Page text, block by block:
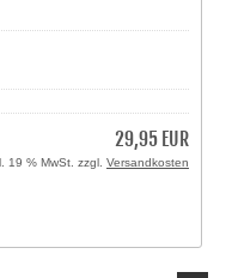
29,95 EUR
19 % MwSt. zzgl. Versandkosten